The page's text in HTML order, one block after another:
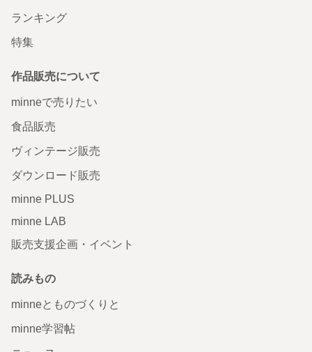
ランキング
特集
作品販売について
minneで売りたい
食品販売
ヴィンテージ販売
ダウンロード販売
minne PLUS
minne LAB
販売支援企画・イベント
読みもの
minneとものづくりと
minne学習帖